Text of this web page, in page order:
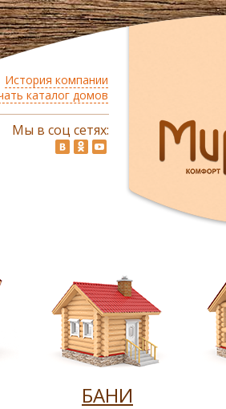
История компании
каталог домов
Мы в соц сетях:
БАНИ